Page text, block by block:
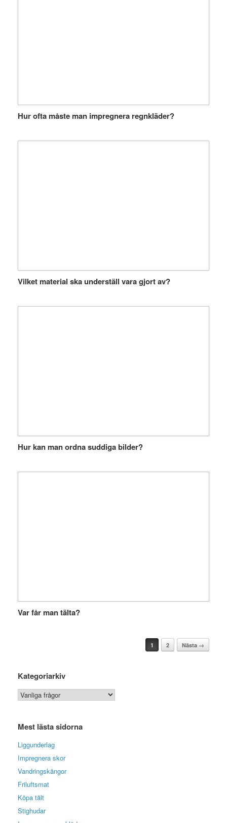
Hur ofta måste man impregnera regnkläder?
Vilket material ska underställ vara gjort av?
Hur kan man ordna suddiga bilder?
Var får man tälta?
1 2 Nästa →
Kategoriarkiv
Kategoriarkiv
Mest lästa sidorna
Liggunderlag
Impregnera skor
Vandringskängor
Friluftsmat
Köpa tält
Stighudar